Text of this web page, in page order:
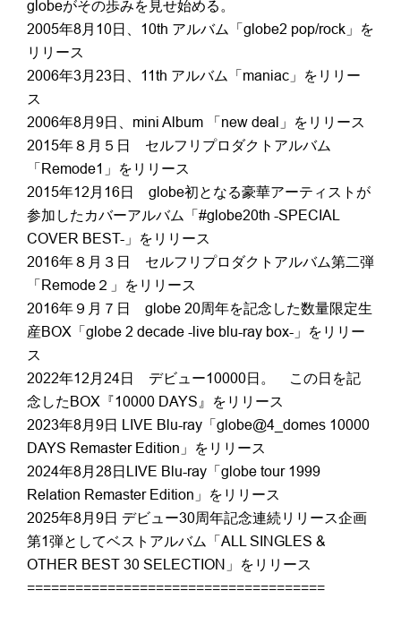
globeがその歩みを見せ始める。
2005年8月10日、10th アルバム「globe2 pop/rock」を
リリース
2006年3月23日、11th アルバム「maniac」をリリー
ス
2006年8月9日、mini Album 「new deal」をリリース
2015年８月５日 セルフリプロダクトアルバム
「Remode1」をリリース
2015年12月16日 globe初となる豪華アーティストが
参加したカバーアルバム「#globe20th -SPECIAL
COVER BEST-」をリリース
2016年８月３日 セルフリプロダクトアルバム第二弾
「Remode２」をリリース
2016年９月７日 globe 20周年を記念した数量限定生
産BOX「globe 2 decade -live blu-ray box-」をリリー
ス
2022年12月24日 デビュー10000日。 この日を記
念したBOX『10000 DAYS』をリリース
2023年8月9日 LIVE Blu-ray「globe@4_domes 10000
DAYS Remaster Edition」をリリース
2024年8月28日LIVE Blu-ray「globe tour 1999
Relation Remaster Edition」をリリース
2025年8月9日 デビュー30周年記念連続リリース企画
第1弾としてベストアルバム「ALL SINGLES &
OTHER BEST 30 SELECTION」をリリース
=====================================